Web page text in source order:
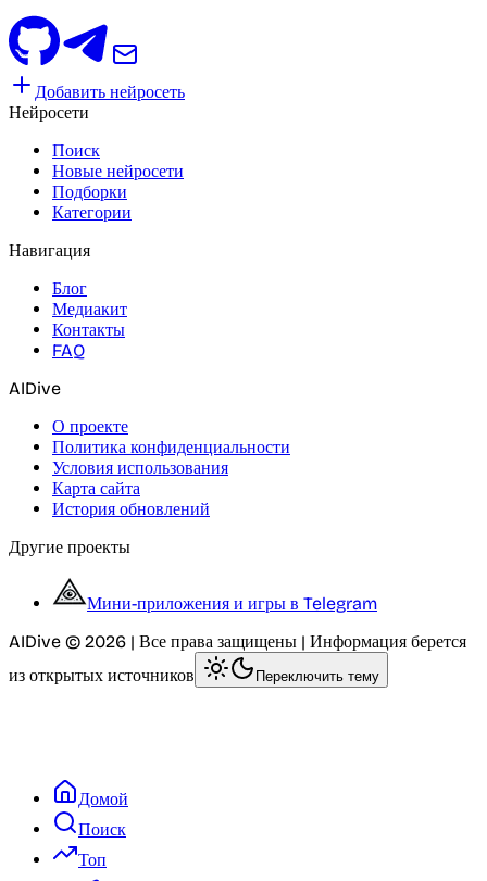
Добавить нейросеть
Нейросети
Поиск
Новые нейросети
Подборки
Категории
Навигация
Блог
Медиакит
Контакты
FAQ
AIDive
О проекте
Политика конфиденциальности
Условия использования
Карта сайта
История обновлений
Другие проекты
Мини-приложения и игры в Telegram
AIDive © 2026 | Все права защищены | Информация берется
из открытых источников
Переключить тему
Домой
Поиск
Топ